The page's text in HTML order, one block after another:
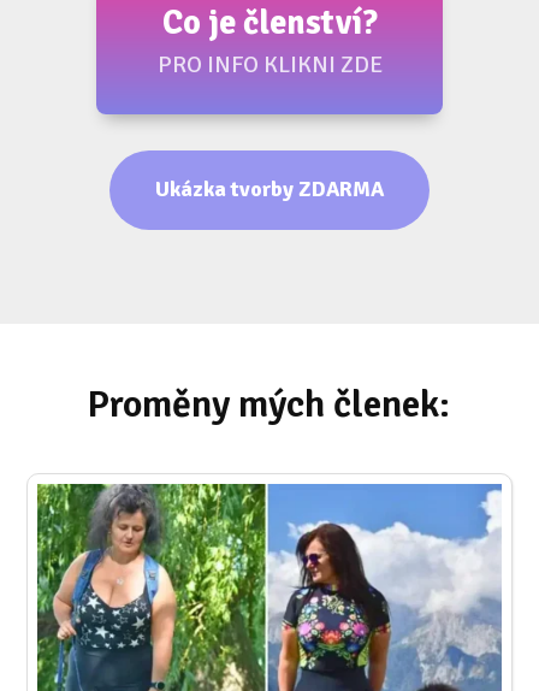
Co je členství?
PRO INFO KLIKNI ZDE
Ukázka tvorby ZDARMA
Proměny mých členek: